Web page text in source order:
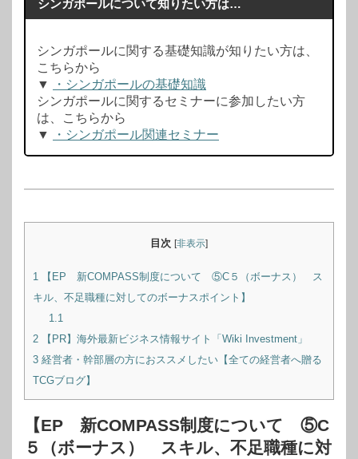
シンガポールについて知りたい方は…
シンガポールに関する基礎知識が知りたい方は、
こちらから
▼
・シンガポールの基礎知識
シンガポールに関するセミナーに参加したい方
は、こちらから
▼
・シンガポール関連セミナー
目次 [非表示]
1 【EP 新COMPASS制度について ⑤C５（ボーナス） ス
キル、不足職種に対してのボーナスポイント】
1.1​
2 【PR】海外最新ビジネス情報サイト「Wiki Investment」
3 経営者・幹部層の方におススメしたい【全ての経営者へ贈る
TCGブログ】
【EP 新COMPASS制度について ⑤C
５（ボーナス） スキル、不足職種に対